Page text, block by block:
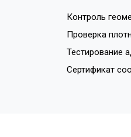
Контроль
Проверка
Тестирование
Сертификат